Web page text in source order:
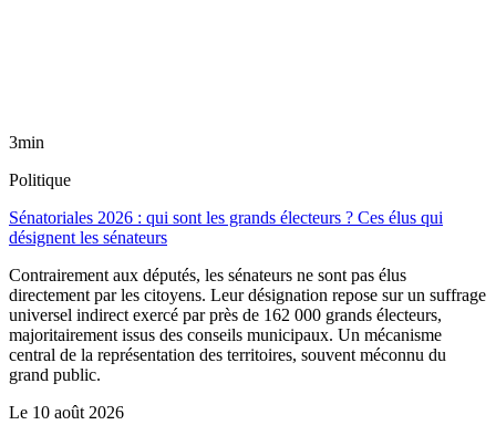
3min
Politique
Sénatoriales 2026 : qui sont les grands électeurs ? Ces élus qui
désignent les sénateurs
Contrairement aux députés, les sénateurs ne sont pas élus
directement par les citoyens. Leur désignation repose sur un suffrage
universel indirect exercé par près de 162 000 grands électeurs,
majoritairement issus des conseils municipaux. Un mécanisme
central de la représentation des territoires, souvent méconnu du
grand public.
Le 10 août 2026